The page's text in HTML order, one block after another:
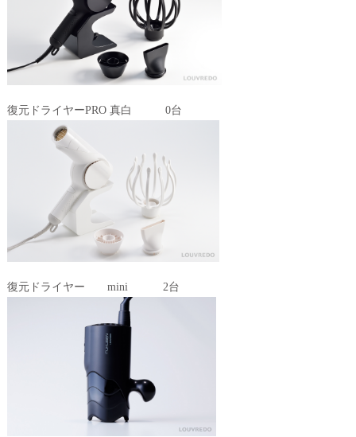
復元ドライヤーPRO 真白 0台
復元ドライヤー mini 2台